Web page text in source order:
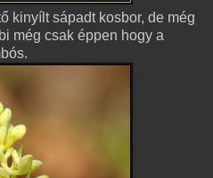
kinyílt sápadt kosbor, de még
még csak éppen hogy a